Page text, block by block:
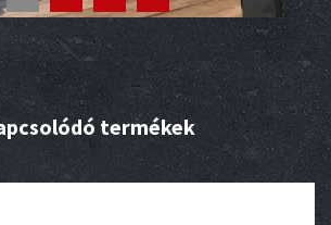
termékek